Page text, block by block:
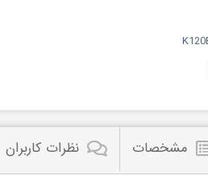
مشخصات نظرات کاربران